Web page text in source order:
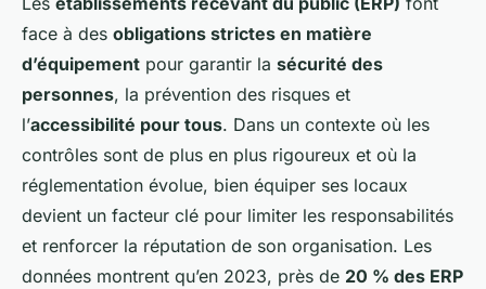
erp : assurer sécurité,
conformité et accessibilité
Apolline•5 janvier 2026•6 min de lecture
face à des obligations strictes en matière
d’équipement pour garantir la sécurité des
personnes, la prévention des risques et
l’accessibilité pour tous. Dans un contexte où les
contrôles sont de plus en plus rigoureux et où la
réglementation évolue, bien équiper ses locaux
devient un facteur clé pour limiter les responsabilités
et renforcer la réputation de son organisation. Les
données montrent qu’en 2023, près de 20 % des ERP